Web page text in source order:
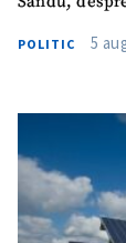
POLITIC 5